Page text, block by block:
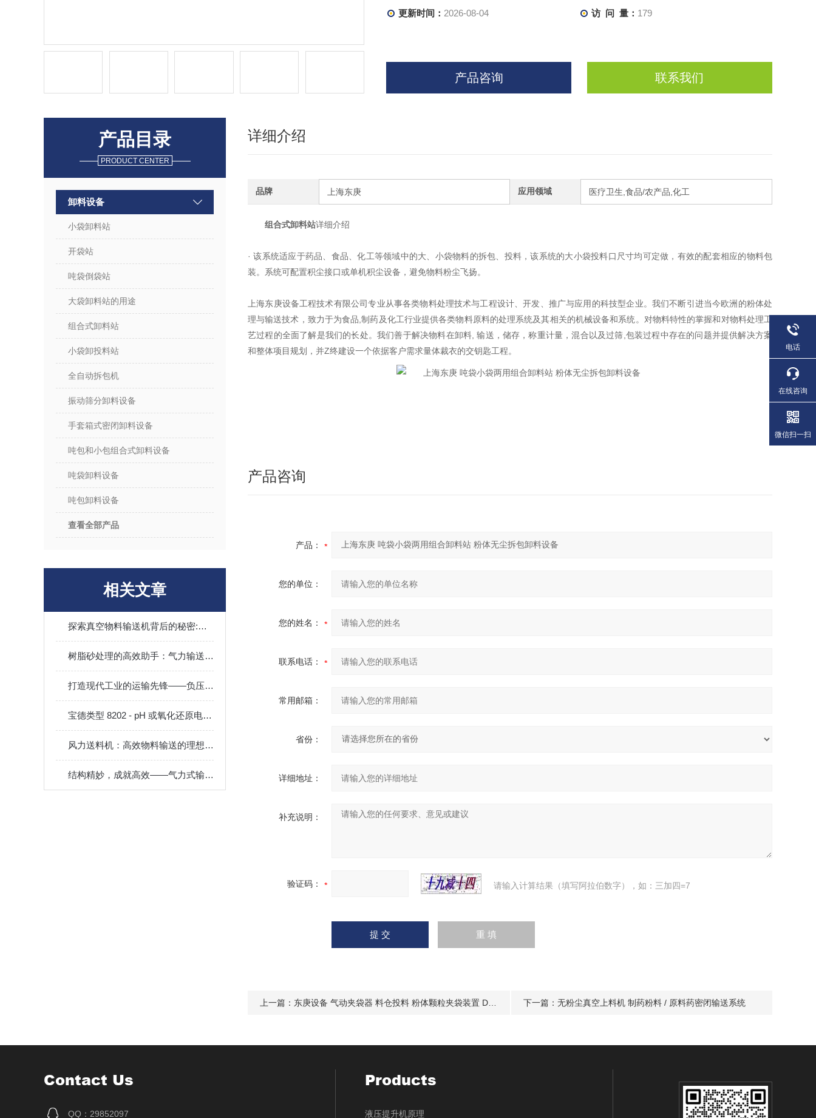
更新时间： 2026-08-04 访 问 量： 179
产品咨询 联系我们
详细介绍
品牌 上海东庚 应用领域 医疗卫生,食品/农产品,化工
组合式卸料站详细介绍
· 该系统适应于药品、食品、化工等领域中的大、小袋物料的拆包、投料，该系统的大小袋投料口尺寸均可定做，有效的配套相应的物料包
装。系统可配置积尘接口或单机积尘设备，避免物料粉尘飞扬。
上海东庚设备工程技术有限公司专业从事各类物料处理技术与工程设计、开发、推广与应用的科技型企业。我们不断引进当今欧洲的粉体处
理与输送技术，致力于为食品,制药及化工行业提供各类物料原料的处理系统及其相关的机械设备和系统。对物料特性的掌握和对物料处理工
艺过程的全面了解是我们的长处。我们善于解决物料在卸料, 输送，储存，称重计量，混合以及过筛,包装过程中存在的问题并提供解决方案
和整体项目规划，并Z终建设一个依据客户需求量体裁衣的交钥匙工程。
产品咨询
产品：
您的单位：
您的姓名：
联系电话：
常用邮箱：
省份：
详细地址：
补充说明：
验证码： 请输入计算结果（填写阿拉伯数字），如：三加四=7
上一篇： 东庚设备 气动夹袋器 料仓投料 粉体颗粒夹袋装置 DN150-DN500 厂家 下一篇： 无粉尘真空上料机 制药粉料 / 原料药密闭输送系统
产品目录
PRODUCT CENTER
卸料设备
小袋卸料站
开袋站
吨袋倒袋站
大袋卸料站的用途
组合式卸料站
小袋卸投料站
全自动拆包机
振动筛分卸料设备
手套箱式密闭卸料设备
吨包和小包组合式卸料设备
吨袋卸料设备
吨包卸料设备
查看全部产品
相关文章
探索真空物料输送机背后的秘密:怎样选择蕞具好的设备
树脂砂处理的高效助手：气力输送设备的工作原理与应用优势
打造现代工业的运输先锋——负压输送厂家
宝德类型 8202 - pH 或氧化还原电位变送器，ELEMENT 设计
风力送料机：高效物料输送的理想选择
结构精妙，成就高效——气力式输送机的设计解析
Contact Us
QQ：29852097
Products
液压提升机原理
电话
在线咨询
微信扫一扫